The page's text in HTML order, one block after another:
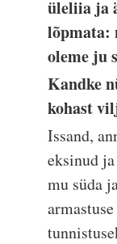
üleliia ja
lõpmata:
oleme ju
Kandke
kohast
Issand,
eksinud
mu süda